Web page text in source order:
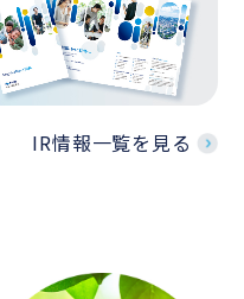
IR情報一覧を見る